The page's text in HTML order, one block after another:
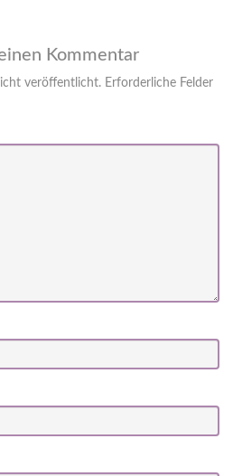
Kommentar
veröffentlicht. Erforderliche Felder